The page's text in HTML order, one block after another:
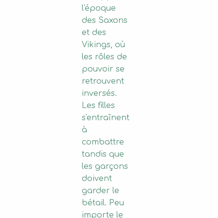
l'époque
des Saxons
et des
Vikings, où
les rôles de
pouvoir se
retrouvent
inversés.
Les filles
s'entraînent
à
combattre
tandis que
les garçons
doivent
garder le
bétail. Peu
importe le